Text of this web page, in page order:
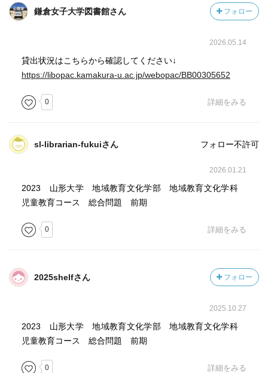
も多かったけど、落ち込む必要はなかったんだなと
でも、いつまでも自己否定しているのはきっと違くて。あ
自己肯定感の低さをうまく活用できる人になれたらいい
な。
みながら自分の道をみつけ、軌道修正する。しばらくする
と、また『このままではいけない』という心の声が聴こえ
てきて、再度もがき苦しみながら自分の道をみつけ、軌道
むということではないでしょうか。(本文より抜粋)
鎌倉女子大学図書館さん フォロー
2026.05.14
貸出状況はこちらから確認してください↓
https://libopac.kamakura-u.ac.jp/webopac/BB00305652
0 詳細をみる
sl-librarian-fukuiさん フォロー不許可
2026.01.21
2023 山形大学 地域教育文化学部 地域教育文化学科
児童教育コース 総合問題 前期
0 詳細をみる
2025shelfさん フォロー
2025.10.27
2023 山形大学 地域教育文化学部 地域教育文化学科
児童教育コース 総合問題 前期
0 詳細をみる